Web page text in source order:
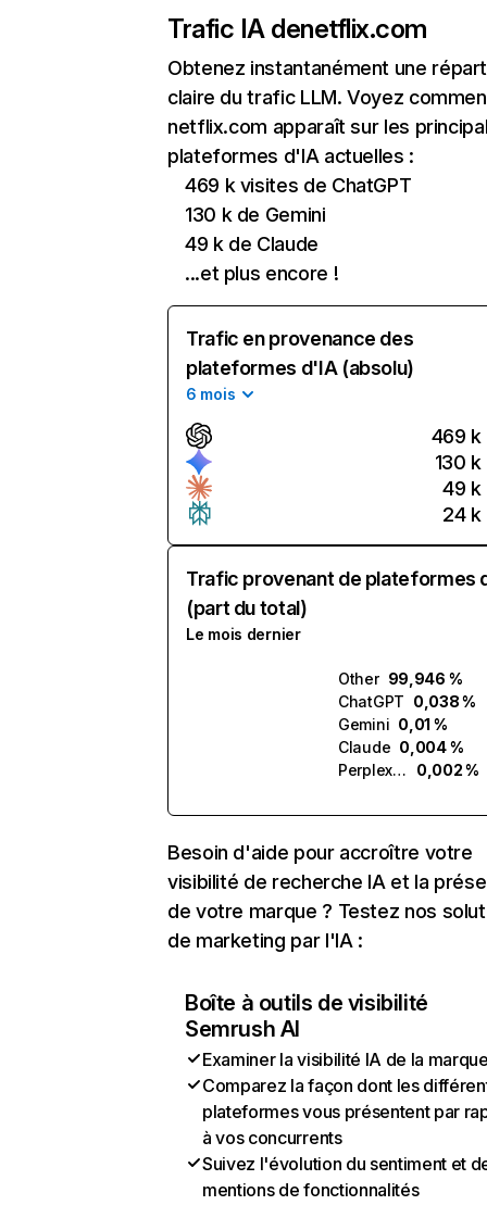
Trafic IA denetflix.com
Obtenez instantanément une
claire du trafic LLM. Voyez
netflix.com apparaît sur les
plateformes d'IA actuelles :
469 k visites de ChatGPT
130 k de Gemini
49 k de Claude
...et plus encore !
Trafic en provenance des
plateformes d'IA (absolu)
6 mois
469 k
130 k
49 k
24 k
Trafic provenant de plateformes
(part du total)
Le mois dernier
Other 99,946 %
ChatGPT 0,038 %
Gemini 0,01 %
Claude 0,004 %
Perplexity
0,002 %
Besoin d'aide pour accroître votre
visibilité de recherche IA et la
de votre marque ? Testez nos
de marketing par l'IA :
Boîte à outils de visibilité
Semrush AI
Examiner la visibilité IA de la
Comparez la façon dont les
plateformes vous présentent par
à vos concurrents
Suivez l'évolution du sentiment et
mentions de fonctionnalités